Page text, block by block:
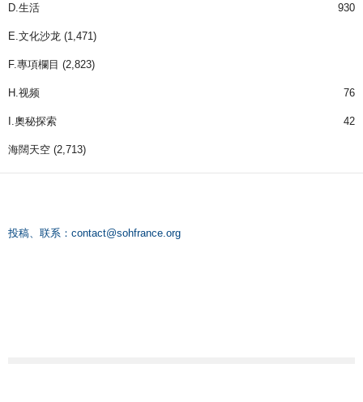
D.生活 930
E.文化沙龙 (1,471)
F.專項欄目 (2,823)
H.视频 76
I.奧秘探索 42
海闊天空 (2,713)
投稿、联系： contact@sohfrance.org